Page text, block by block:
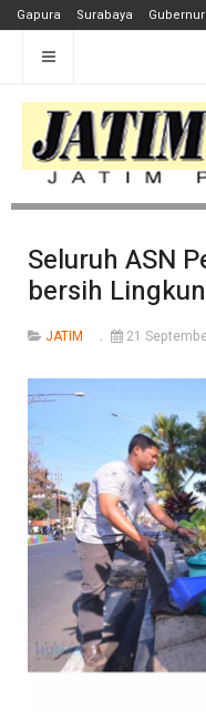
Gapura Surabaya
Seluruh ASN
bersih
JATIM 21